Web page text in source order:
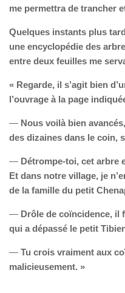
me permettra de trancher
Quelques instants plus
une encyclopédie des
entre deux feuilles me
« Regarde, il s’agit bien
l’ouvrage à la page
— Nous voilà bien
des dizaines dans le coin,
— Détrompe-toi, cet arbre
Et dans notre village, je
de la famille du petit
— Drôle de coïncidence, il
qui a dépassé le petit
— Tu crois vraiment aux
malicieusement. »